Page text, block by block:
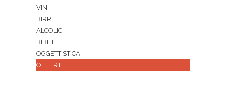
VINI
BIRRE
ALCOLICI
BIBITE
OGGETTISTICA
OFFERTE